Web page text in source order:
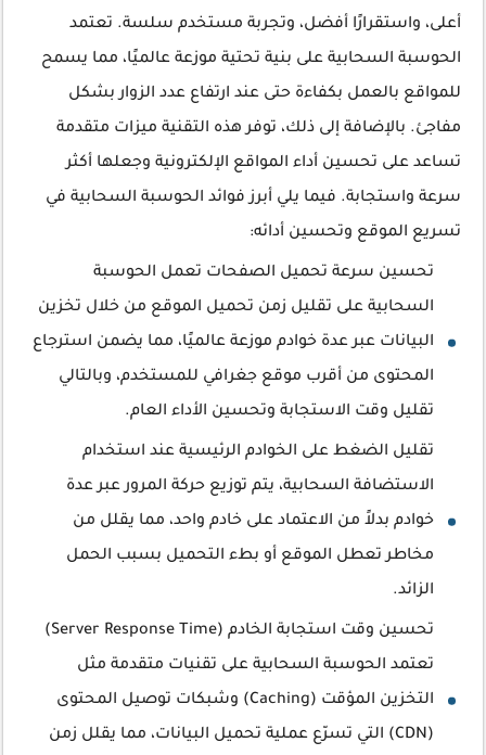
أعلى، واستقرارًا أفضل، وتجربة مستخدم سلسة. تعتمد
الحوسبة السحابية على بنية تحتية موزعة عالميًا، مما يسمح
للمواقع بالعمل بكفاءة حتى عند ارتفاع عدد الزوار بشكل
مفاجئ. بالإضافة إلى ذلك، توفر هذه التقنية ميزات متقدمة
تساعد على تحسين أداء المواقع الإلكترونية وجعلها أكثر
سرعة واستجابة. فيما يلي أبرز فوائد الحوسبة السحابية في
تسريع الموقع وتحسين أدائه:
تحسين سرعة تحميل الصفحات تعمل الحوسبة
السحابية على تقليل زمن تحميل الموقع من خلال تخزين
البيانات عبر عدة خوادم موزعة عالميًا، مما يضمن استرجاع
المحتوى من أقرب موقع جغرافي للمستخدم، وبالتالي
تقليل وقت الاستجابة وتحسين الأداء العام.
تقليل الضغط على الخوادم الرئيسية عند استخدام
الاستضافة السحابية، يتم توزيع حركة المرور عبر عدة
خوادم بدلاً من الاعتماد على خادم واحد، مما يقلل من
مخاطر تعطل الموقع أو بطء التحميل بسبب الحمل
الزائد.
تحسين وقت استجابة الخادم (Server Response Time)
تعتمد الحوسبة السحابية على تقنيات متقدمة مثل
التخزين المؤقت (Caching) وشبكات توصيل المحتوى
(CDN) التي تسرّع عملية تحميل البيانات، مما يقلل زمن